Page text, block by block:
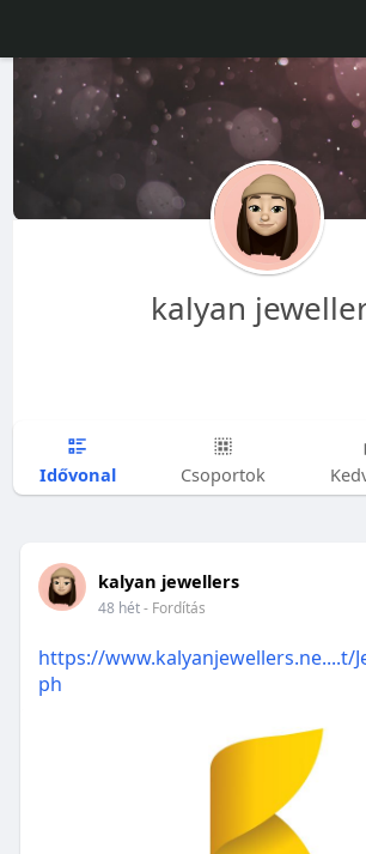
kalyan
Idővonal Csoportok
kalyan jewellers
48 hét- Fordítás
https://www.kalyanjewellers.ne....t/
ph